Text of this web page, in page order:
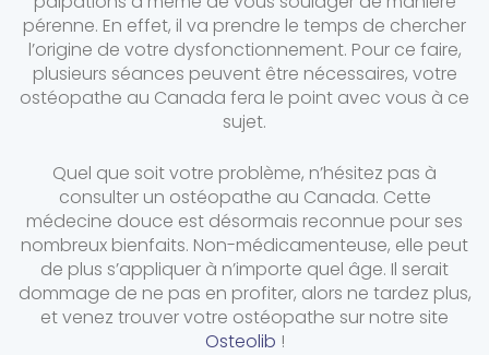
pérenne. En effet, il va prendre le temps de chercher
l’origine de votre dysfonctionnement. Pour ce faire,
plusieurs séances peuvent être nécessaires, votre
ostéopathe au Canada fera le point avec vous à ce
sujet.
Quel que soit votre problème, n’hésitez pas à
consulter un ostéopathe au Canada. Cette
médecine douce est désormais reconnue pour ses
nombreux bienfaits. Non-médicamenteuse, elle peut
de plus s’appliquer à n’importe quel âge. Il serait
dommage de ne pas en profiter, alors ne tardez plus,
et venez trouver votre ostéopathe sur notre site
Osteolib !